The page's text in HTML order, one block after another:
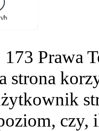
173 Prawa
strona